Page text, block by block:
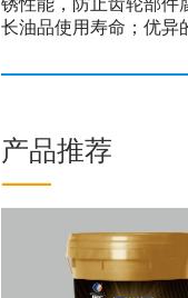
锈性能，防止齿轮部件
长油品使用寿命；优异
产品推荐